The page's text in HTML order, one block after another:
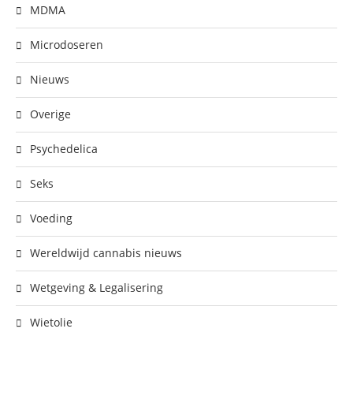
MDMA
Microdoseren
Nieuws
Overige
Psychedelica
Seks
Voeding
Wereldwijd cannabis nieuws
Wetgeving & Legalisering
Wietolie